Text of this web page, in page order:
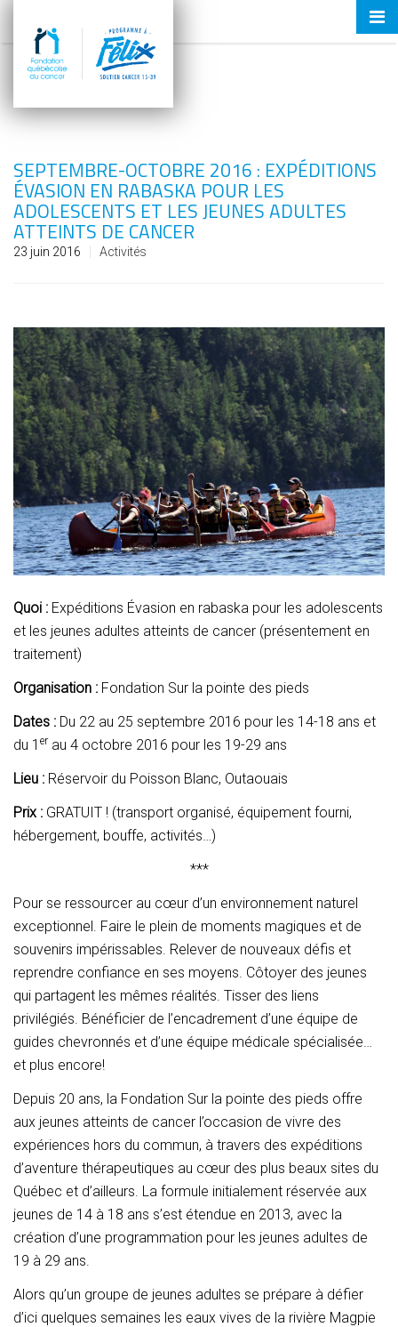
SEPTEMBRE-OCTOBRE 2016 : EXPÉDITIONS
ÉVASION EN RABASKA POUR LES
ADOLESCENTS ET LES JEUNES ADULTES
ATTEINTS DE CANCER
23 juin 2016 Activités
Quoi : Expéditions Évasion en rabaska pour les adolescents
et les jeunes adultes atteints de cancer (présentement en
traitement)
Organisation : Fondation Sur la pointe des pieds
Dates : Du 22 au 25 septembre 2016 pour les 14-18 ans et
du 1 er au 4 octobre 2016 pour les 19-29 ans
Lieu : Réservoir du Poisson Blanc, Outaouais
Prix : GRATUIT ! (transport organisé, équipement fourni,
hébergement, bouffe, activités…)
***
Pour se ressourcer au cœur d’un environnement naturel
exceptionnel. Faire le plein de moments magiques et de
souvenirs impérissables. Relever de nouveaux défis et
reprendre confiance en ses moyens. Côtoyer des jeunes
qui partagent les mêmes réalités. Tisser des liens
privilégiés. Bénéficier de l’encadrement d’une équipe de
guides chevronnés et d’une équipe médicale spécialisée…
et plus encore!
Depuis 20 ans, la Fondation Sur la pointe des pieds offre
aux jeunes atteints de cancer l’occasion de vivre des
expériences hors du commun, à travers des expéditions
d’aventure thérapeutiques au cœur des plus beaux sites du
Québec et d’ailleurs. La formule initialement réservée aux
jeunes de 14 à 18 ans s’est étendue en 2013, avec la
création d’une programmation pour les jeunes adultes de
19 à 29 ans.
Alors qu’un groupe de jeunes adultes se prépare à défier
d’ici quelques semaines les eaux vives de la rivière Magpie